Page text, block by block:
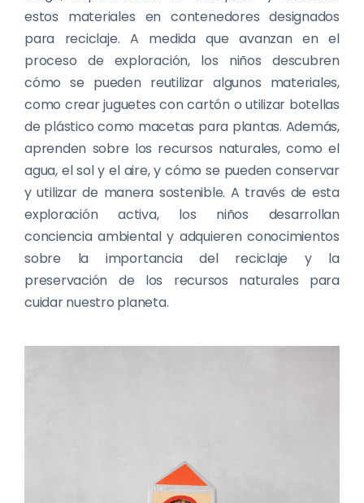
estos materiales en contenedores designados
para reciclaje. A medida que avanzan en el
proceso de exploración, los niños descubren
cómo se pueden reutilizar algunos materiales,
como crear juguetes con cartón o utilizar botellas
de plástico como macetas para plantas. Además,
aprenden sobre los recursos naturales, como el
agua, el sol y el aire, y cómo se pueden conservar
y utilizar de manera sostenible. A través de esta
exploración activa, los niños desarrollan
conciencia ambiental y adquieren conocimientos
sobre la importancia del reciclaje y la
preservación de los recursos naturales para
cuidar nuestro planeta.